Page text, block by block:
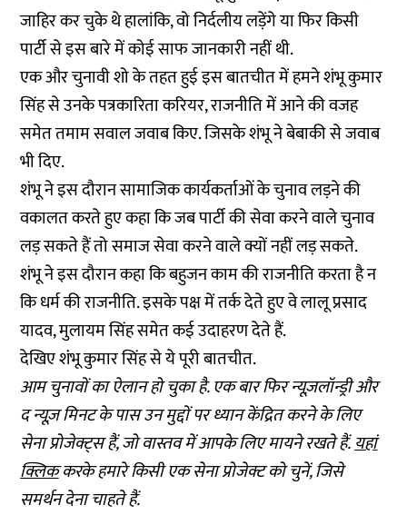
जाहिर कर चुके थे हालांकि, वो निर्दलीय लड़ेंगे या फिर किसी
पार्टी से इस बारे में कोई साफ जानकारी नहीं थी.
एक और चुनावी शो के तहत हुई इस बातचीत में हमने शंभू कुमार
सिंह से उनके पत्रकारिता करियर, राजनीति में आने की वजह
समेत तमाम सवाल जवाब किए. जिसके शंभू ने बेबाकी से जवाब
भी दिए.
शंभू ने इस दौरान सामाजिक कार्यकर्ताओं के चुनाव लड़ने की
वकालत करते हुए कहा कि जब पार्टी की सेवा करने वाले चुनाव
लड़ सकते हैं तो समाज सेवा करने वाले क्यों नहीं लड़ सकते.
शंभू ने इस दौरान कहा कि बहुजन काम की राजनीति करता है न
कि धर्म की राजनीति. इसके पक्ष में तर्क देते हुए वे लालू प्रसाद
यादव, मुलायम सिंह समेत कई उदाहरण देते हैं.
देखिए शंंभू कुमार सिंह से ये पूरी बातचीत.
आम चुनावों का ऐलान हो चुका है. एक बार फिर न्यूज़लॉन्ड्री और
द न्यूज़ मिनट के पास उन मुद्दों पर ध्यान केंद्रित करने के लिए
सेना प्रोजेक्ट्स हैं, जो वास्तव में आपके लिए मायने रखते हैं.यहां
क्लिककरके हमारे किसी एक सेना प्रोजेक्ट को चुनें, जिसे
समर्थन देना चाहते हैं.